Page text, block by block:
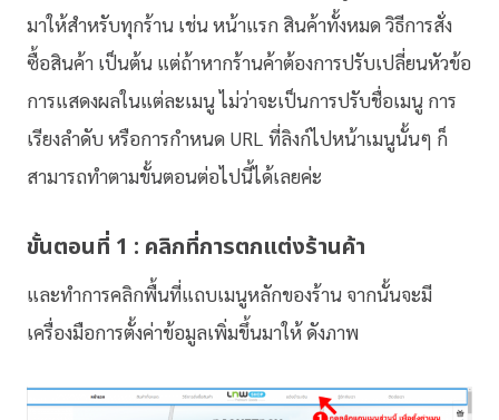
มาให้สำหรับทุกร้าน เช่น หน้าแรก สินค้าทั้งหมด วิธีการสั่ง
ซื้อสินค้า เป็นต้น แต่ถ้าหากร้านค้าต้องการปรับเปลี่ยนหัวข้อ
การแสดงผลในแต่ละเมนู ไม่ว่าจะเป็นการปรับชื่อเมนู การ
เรียงลำดับ หรือการกำหนด URL ที่ลิงก์ไปหน้าเมนูนั้นๆ ก็
สามารถทำตามขั้นตอนต่อไปนี้ได้เลยค่ะ
ขั้นตอนที่ 1 : คลิกที่การตกแต่งร้านค้า
และทำการคลิกพื้นที่แถบเมนูหลักของร้าน จากนั้นจะมี
เครื่องมือการตั้งค่าข้อมูลเพิ่มขึ้นมาให้ ดังภาพ